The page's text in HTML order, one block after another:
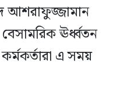
আশরাফুজ্জামান
ঊর্ধ্বতন
এ সময়